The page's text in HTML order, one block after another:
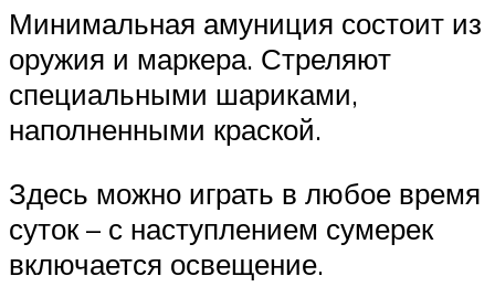
Минимальная амуниция состоит из
оружия и маркера. Стреляют
специальными шариками,
наполненными краской.
Здесь можно играть в любое время
суток – с наступлением сумерек
включается освещение.